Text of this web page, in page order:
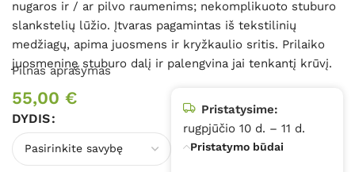
nugaros ir / ar pilvo raumenims; nekomplikuoto stuburo
slankstelių lūžio. Įtvaras pagamintas iš tekstilinių
medžiagų, apima juosmens ir kryžkaulio sritis. Prilaiko
juosmeninę stuburo dalį ir palengvina jai tenkantį krūvį.
Pilnas aprašymas
55,00 €
DYDIS
Pristatysime:
rugpjūčio 10 d. – 11 d.
Pristatymo būdai